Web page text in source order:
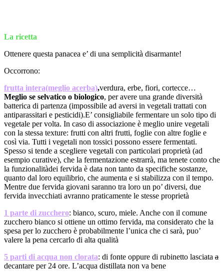
La ricetta
Ottenere questa panacea e’ di una semplicità disarmante!
Occorrono:
frutta intera(meglio acerba),verdura, erbe, fiori, cortecce…
Meglio se selvatico o biologico, per avere una grande diversità
batterica di partenza (impossibile ad aversi in vegetali trattati con
antiparassitari e pesticidi).E’ consigliabile fermentare un solo tipo di
vegetale per volta. In caso di associazione è meglio unire vegetali
con la stessa texture: frutti con altri frutti, foglie con altre foglie e
così via. Tutti i vegetali non tossici possono essere fermentati.
Spesso si tende a scegliere vegetali con particolari proprietà (ad
esempio curative), che la fermentazione estrarrà, ma tenete conto che
la funzionalitàdei fervida è data non tanto da specifiche sostanze,
quanto dal loro equilibrio, che aumenta e si stabilizza con il tempo.
Mentre due fervida giovani saranno tra loro un po’ diversi, due
fervida invecchiati avranno praticamente le stesse proprietà
1 parte di zucchero: bianco, scuro, miele. Anche con il comune
zucchero bianco si ottiene un ottimo fervida, ma considerato che la
spesa per lo zucchero è probabilmente l’unica che ci sarà, puo’
valere la pena cercarlo di alta qualità
5 parti di acqua non clorata: di fonte oppure di rubinetto lasciata a
decantare per 24 ore. L’acqua distillata non va bene